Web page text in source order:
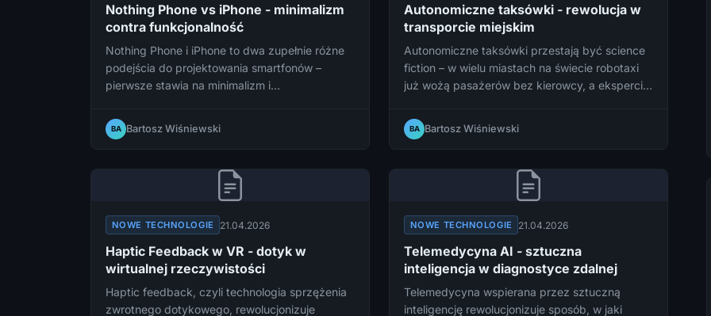
Nothing Phone vs iPhone - minimalizm
contra funkcjonalność
Nothing Phone i iPhone to dwa zupełnie różne
podejścia do projektowania smartfonów –
pierwsze stawia na minimalizm i
ekosystem i funkcjonalność. Sprawdzamy,
które rozwiązanie lepiej sprawdzi się w
BA Bartosz Wiśniewski
Autonomiczne taksówki - rewolucja w
transporcie miejskim
Autonomiczne taksówki przestają być science
fiction – w wielu miastach na świecie robotaxi
już wożą pasażerów bez kierowcy, a eksperci
oblicze transportu miejskiego na całym świecie.
BA Bartosz Wiśniewski
NOWE TECHNOLOGIE 21.04.2026
Haptic Feedback w VR - dotyk w
wirtualnej rzeczywistości
Haptic feedback, czyli technologia sprzężenia
zwrotnego dotykowego, rewolucjonizuje
NOWE TECHNOLOGIE 21.04.2026
Telemedycyna AI - sztuczna
inteligencja w diagnostyce zdalnej
Telemedycyna wspierana przez sztuczną
inteligencję rewolucjonizuje sposób, w jaki